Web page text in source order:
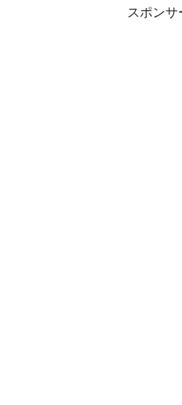
スポンサ